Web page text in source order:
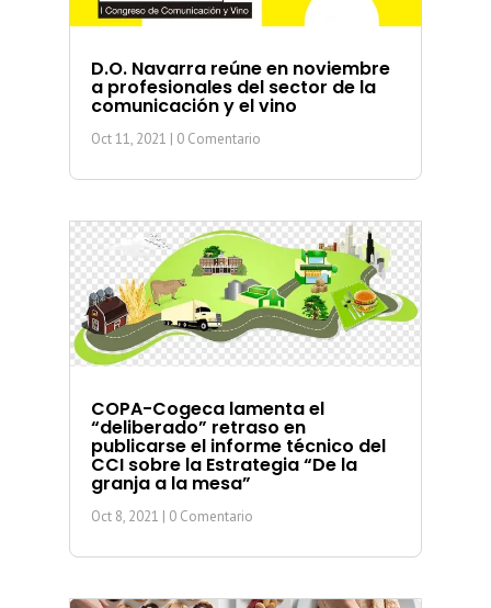
D.O. Navarra reúne en noviembre
a profesionales del sector de la
comunicación y el vino
Oct 11, 2021 | 0 Comentario
COPA-Cogeca lamenta el
“deliberado” retraso en
publicarse el informe técnico del
CCI sobre la Estrategia “De la
granja a la mesa”
Oct 8, 2021 | 0 Comentario